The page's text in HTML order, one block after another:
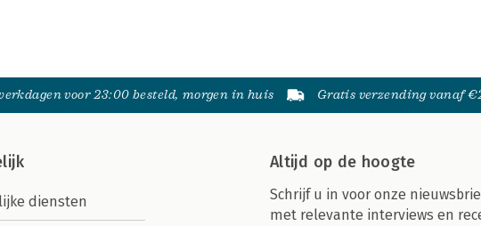
voor 23:00 besteld, morgen in huis Gratis verzending vanaf
diensten
Altijd op de hoogte
Schrijf u in voor onze
met relevante interviews en